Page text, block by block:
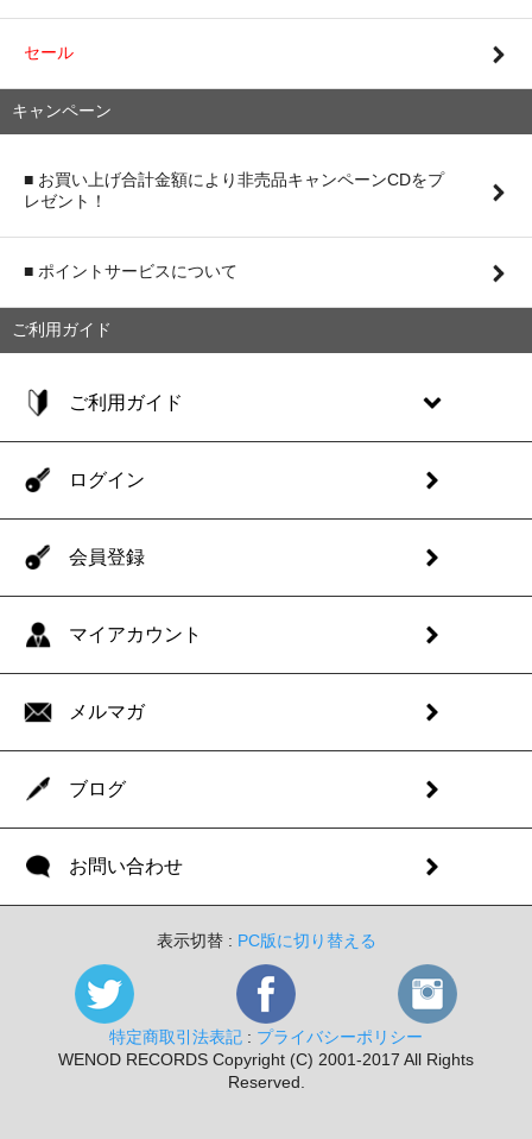
セール
キャンペーン
■ お買い上げ合計金額により非売品キャンペーンCDをプ
レゼント！
■ ポイントサービスについて
ご利用ガイド
ご利用ガイド
ログイン
会員登録
マイアカウント
メルマガ
ブログ
お問い合わせ
表示切替 : PC版に切り替える
特定商取引法表記 : プライバシーポリシー
WENOD RECORDS Copyright (C) 2001-2017 All Rights
Reserved.